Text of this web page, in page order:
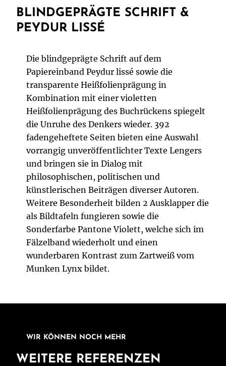
BLINDGEPRÄGTE SCHRIFT &
PEYDUR LISSÉ
Die blindgeprägte Schrift auf dem
Papiereinband Peydur lissé sowie die
transparente Heißfolienprägung in
Kombination mit einer violetten
Heißfolienprägung des Buchrückens spiegelt
die Unruhe des Denkers wieder. 392
fadengeheftete Seiten bieten eine Auswahl
vorrangig unveröffentlichter Texte Lengers
und bringen sie in Dialog mit
philosophischen, politischen und
künstlerischen Beiträgen diverser Autoren.
Weitere Besonderheit bilden 2 Ausklapper die
als Bildtafeln fungieren sowie die
Sonderfarbe Pantone Violett, welche sich im
Fälzelband wiederholt und einen
wunderbaren Kontrast zum Zartweiß vom
Munken Lynx bildet.
WIR KÖNNEN NOCH MEHR
WEITERE REFERENZEN